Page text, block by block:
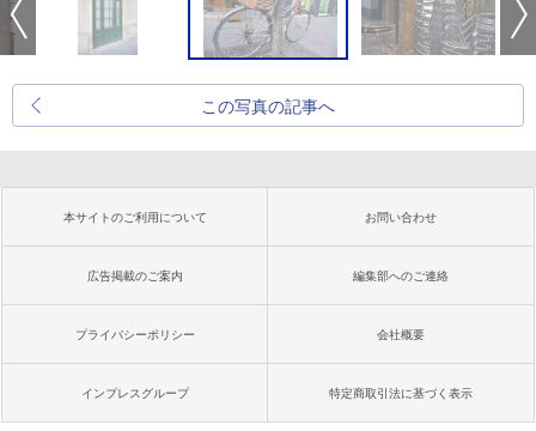
この写真の記事へ
本サイトのご利用について お問い合わせ
広告掲載のご案内 編集部へのご連絡
プライバシーポリシー 会社概要
インプレスグループ 特定商取引法に基づく表示